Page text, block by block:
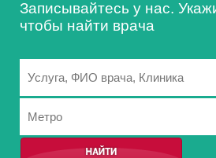
Записывайтесь у нас.
чтобы найти врача